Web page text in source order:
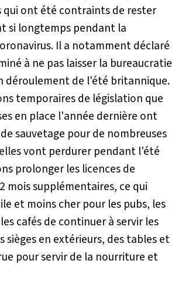
qui ont été contraints de rester
si longtemps pendant la
Il a notamment déclaré
à ne pas laisser la bureaucratie
déroulement de l'été britannique.
temporaires de législation que
en place l'année dernière ont
sauvetage pour de nombreuses
vont perdurer pendant l'été
prolonger les licences de
supplémentaires, ce qui
et moins cher pour les pubs, les
cafés de continuer à servir les
sièges en extérieurs, des tables et
pour servir de la nourriture et